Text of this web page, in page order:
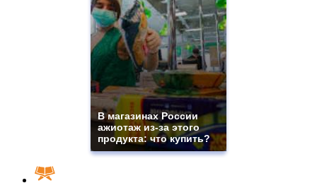
В магазинах России
ажиотаж из-за этого
продукта: что купить?